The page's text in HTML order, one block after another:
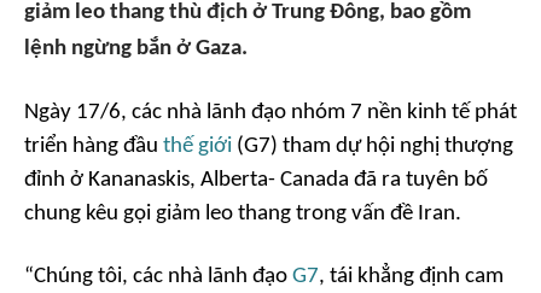
giảm leo thang thù địch ở Trung Đông, bao gồm
lệnh ngừng bắn ở Gaza.
Ngày 17/6, các nhà lãnh đạo nhóm 7 nền kinh tế phát
triển hàng đầu thế giới (G7) tham dự hội nghị thượng
đỉnh ở Kananaskis, Alberta- Canada đã ra tuyên bố
chung kêu gọi giảm leo thang trong vấn đề Iran.
“Chúng tôi, các nhà lãnh đạo G7, tái khẳng định cam